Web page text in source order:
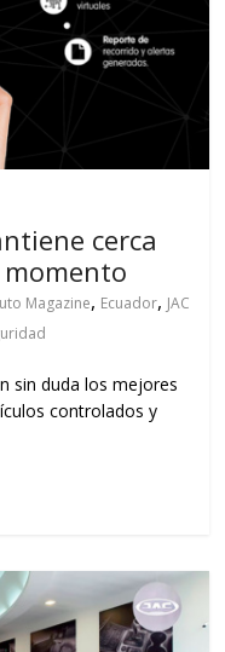
cerca
Magazine, Ecuador, JAC
sin duda los mejores
controlados y